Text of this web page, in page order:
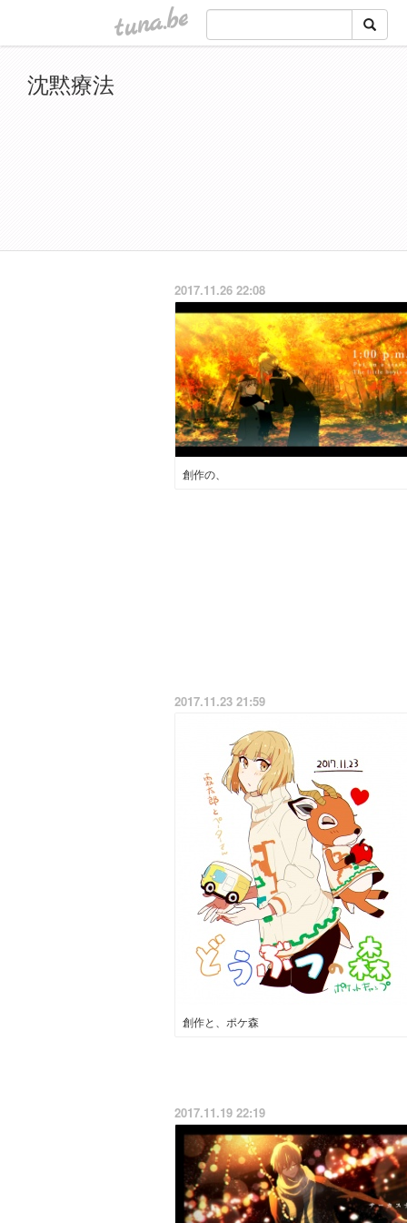
tuna.be
沈黙療法
2017.11.26 22:08
創作の、
2017.11.23 21:59
創作と、ポケ森
2017.11.19 22:19